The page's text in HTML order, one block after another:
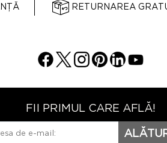
RETURNAREA
FII PRIMUL CARE AFLĂ!